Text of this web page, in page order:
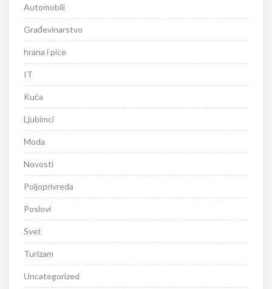
Automobili
Građevinarstvo
hrana i pice
IT
Kuća
Ljubimci
Moda
Novosti
Poljoprivreda
Poslovi
Svet
Turizam
Uncategorized